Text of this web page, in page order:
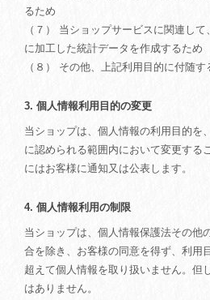
るため
（７） 当ショップサービスに関連し
に加工した統計データを作成するため
（８） その他、上記利用目的に付随す
3. 個人情報利用目的の変更
当ショップは、個人情報の利用目的を
に認められる範囲内において変更する
にはお客様に通知又は公表します。
4. 個人情報利用の制限
当ショップは、個人情報保護法その他
合を除き、お客様の同意を得ず、利用
超えて個人情報を取り扱いません。但
はありません。